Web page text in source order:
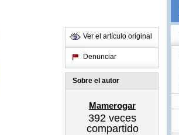
Ver el artículo original
Denunciar
Sobre el autor
Mamerogar
392 veces
compartido